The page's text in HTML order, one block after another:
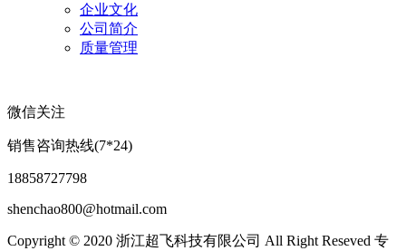
企业文化
公司简介
质量管理
微信关注
销售咨询热线(7*24)
18858727798
shenchao800@hotmail.com
Copyright © 2020 浙江超飞科技有限公司 All Right Reseved 专